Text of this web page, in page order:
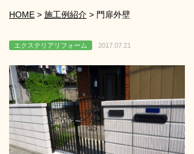
HOME > 施工例紹介 > 門扉外壁
エクステリアリフォーム 2017.07.21